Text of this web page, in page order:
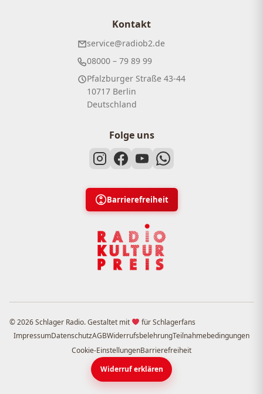
Kontakt
service@radiob2.de
08000 – 79 89 99
Pfalzburger Straße 43-44
10717 Berlin
Deutschland
Folge uns
Barrierefreiheit
© 2026 Schlager Radio. Gestaltet mit
für Schlagerfans
ImpressumDatenschutzAGBWiderrufsbelehrungTeilnahmebedingungen
Cookie-EinstellungenBarrierefreiheit
Widerruf erklären